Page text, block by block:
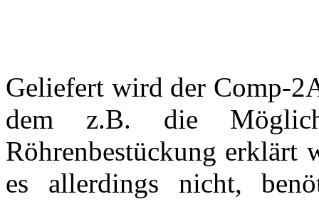
Geliefert wird der Comp-
dem z.B. die
Röhrenbestückung
es allerdings nicht,